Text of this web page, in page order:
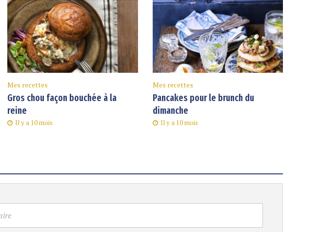
Mes recettes
Gros chou façon bouchée à la
reine
Il y a 10 mois
Mes recettes
Pancakes pour le brunch du
dimanche
Il y a 10 mois